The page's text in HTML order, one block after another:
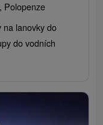
Polopenze
na lanovky do
do vodních